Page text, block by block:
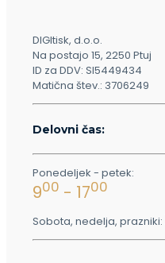
DIGItisk, d.o.o.
Na postajo 15, 2250 Ptuj
ID za DDV: SI5449434
Matična štev.: 3706249
Delovni čas:
Ponedeljek - petek:
900 - 1700
Sobota, nedelja, prazniki: